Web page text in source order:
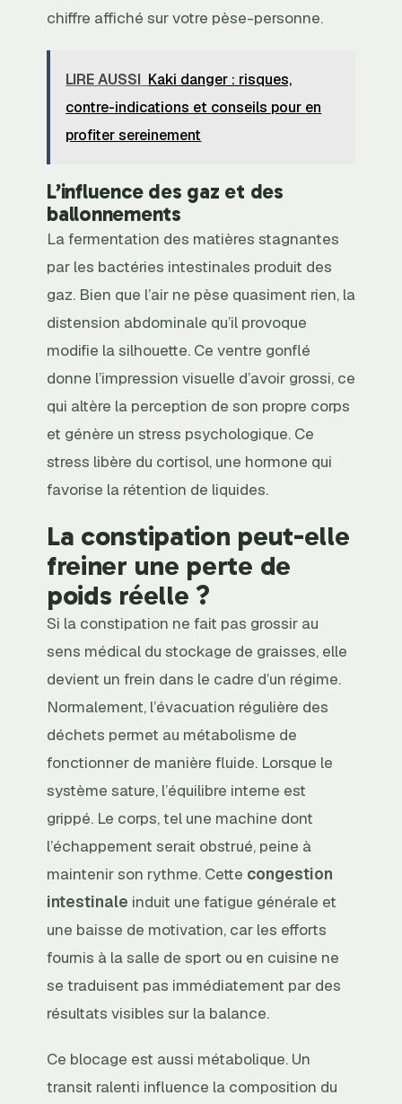
chiffre affiché sur votre pèse-personne.
LIRE AUSSI Kaki danger : risques,
contre-indications et conseils pour en
profiter sereinement
L’influence des gaz et des
ballonnements
La fermentation des matières stagnantes
par les bactéries intestinales produit des
gaz. Bien que l’air ne pèse quasiment rien, la
distension abdominale qu’il provoque
modifie la silhouette. Ce ventre gonflé
donne l’impression visuelle d’avoir grossi, ce
qui altère la perception de son propre corps
et génère un stress psychologique. Ce
stress libère du cortisol, une hormone qui
favorise la rétention de liquides.
La constipation peut-elle
freiner une perte de
poids réelle ?
Si la constipation ne fait pas grossir au
sens médical du stockage de graisses, elle
devient un frein dans le cadre d’un régime.
Normalement, l’évacuation régulière des
déchets permet au métabolisme de
fonctionner de manière fluide. Lorsque le
système sature, l’équilibre interne est
grippé. Le corps, tel une machine dont
l’échappement serait obstrué, peine à
maintenir son rythme. Cette congestion
intestinale induit une fatigue générale et
une baisse de motivation, car les efforts
fournis à la salle de sport ou en cuisine ne
se traduisent pas immédiatement par des
résultats visibles sur la balance.
Ce blocage est aussi métabolique. Un
transit ralenti influence la composition du